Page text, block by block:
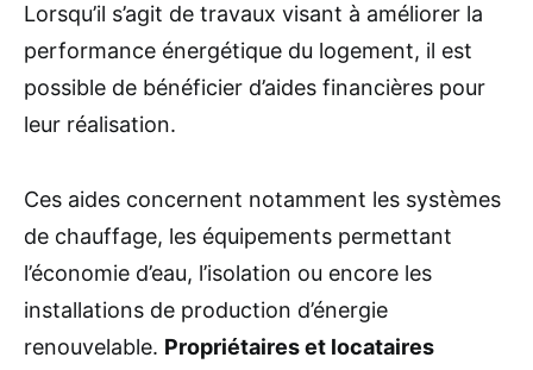
Lorsqu’il s’agit de travaux visant à améliorer la
performance énergétique du logement, il est
possible de bénéficier d’aides financières pour
leur réalisation.
Ces aides concernent notamment les systèmes
de chauffage, les équipements permettant
l’économie d’eau, l’isolation ou encore les
installations de production d’énergie
renouvelable. Propriétaires et locataires